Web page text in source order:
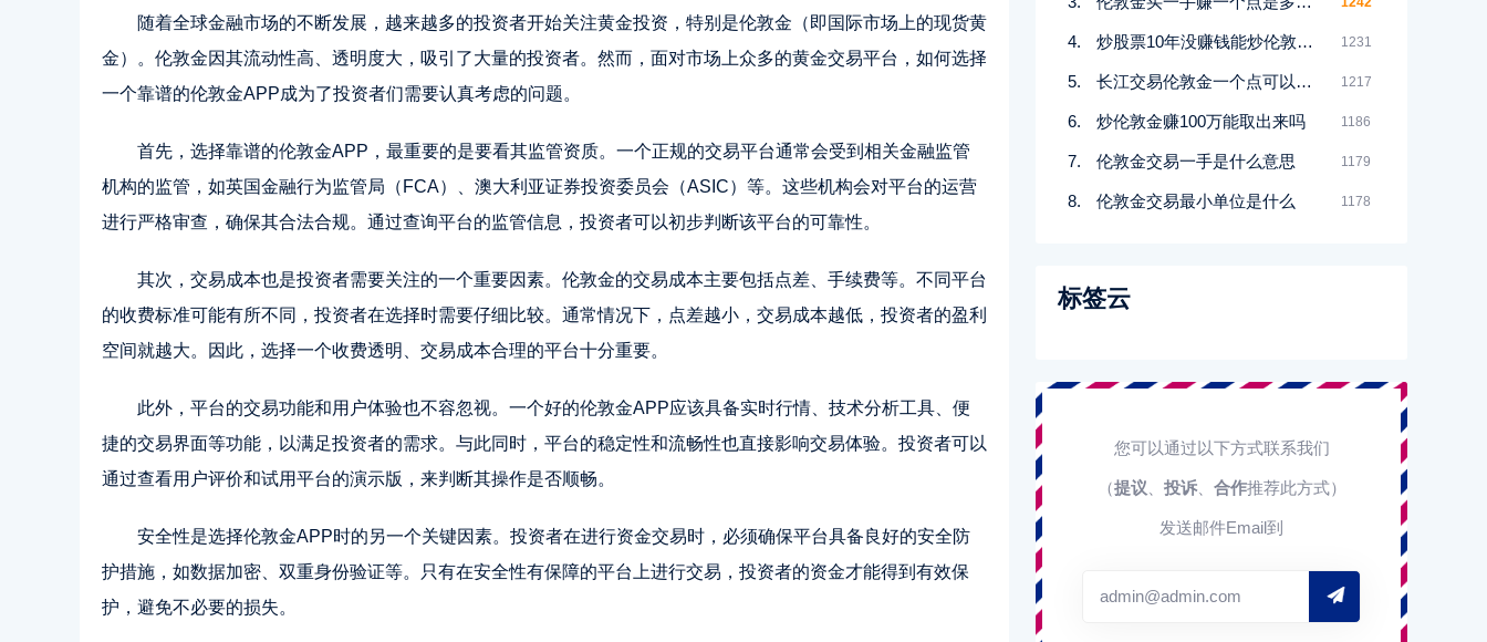
随着全球金融市场的不断发展，越来越多的投资者开始关注黄金投资，特别是伦敦金（即国际市场上的现货黄
金）。伦敦金因其流动性高、透明度大，吸引了大量的投资者。然而，面对市场上众多的黄金交易平台，如何选择
一个靠谱的伦敦金APP成为了投资者们需要认真考虑的问题。
首先 ，选择靠谱的伦敦金APP，最重要的是要看其监管资质。一个正规的交易平台通常会受到相关金融监管
机构的监管，如英国金融行为监管局（FCA）、澳大利亚证券投资委员会（ASIC）等。这些机构会对平台的运营
进行严格审查，确保其合法合规。通过查询平台的监管信息，投资者可以初步判断该平台的可靠性。
其次，交易成本也是投资者需要关注的一个重要因素。伦敦金的交易成本主要包括点差、手续费等。不同平台
的收费标准可能有所不同，投资者在选择时需要仔细比较。通常情况下，点差越小，交易成本越低，投资者的盈利
空间就越大。因此，选择一个收费透明、交易成本合理的平台十分重要。
此外，平台的交易功能和用户体验也不容忽视。一个好的伦敦金APP应该具备实时行情、技术分析工具、便
捷的交易界面等功能，以满足投资者的需求。与此同时，平台的稳定性和流畅性也直接影响交易体验。投资者可以
通过查看用户评价和试用平台的演示版，来判断其操作是否顺畅。
安全性是选择伦敦金APP时的另一个关键因素。投资者在进行资金交易时，必须确保平台具备良好的安全防
护措施，如数据加密、双重身份验证等。只有在安全性有保障的平台上进行交易，投资者的资金才能得到有效保
护，避免不必要的损失。
炒股票10年没赚钱能炒伦敦金吗 1231
长江交易伦敦金一个点可以赚多少 1217
炒伦敦金赚100万能取出来吗 1186
伦敦金交易一手是什么意思 1179
伦敦金交易最小单位是什么 1178
标签云
您可以通过以下方式联系我们
（提议 投诉、 合作推荐此方式）
发送邮件Email到
admin@admin.com